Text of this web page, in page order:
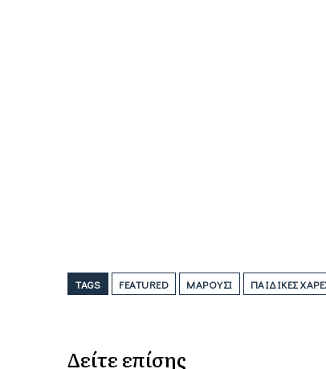
TAGS FEATURED ΜΑΡΟΎΣΙ ΠΑΙΔΙΚΈΣ
Δείτε επίσης